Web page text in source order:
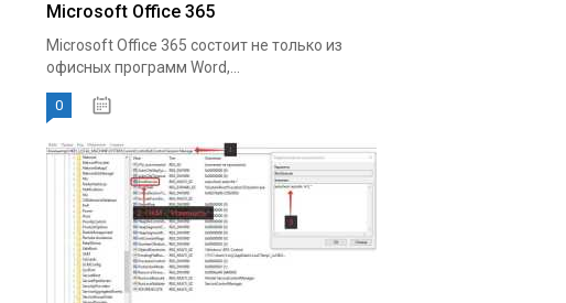
Microsoft Office 365
Microsoft Office 365 состоит не только из
офисных программ Word,...
0